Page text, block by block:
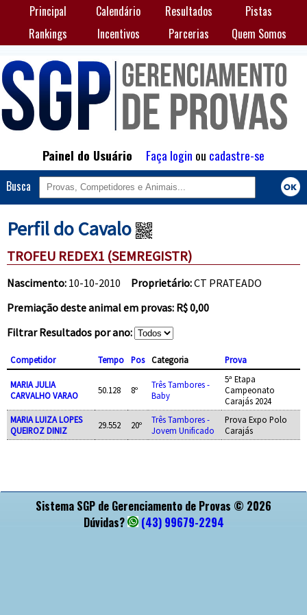
Principal Calendário Resultados
Pistas
Rankings
Incentivos Parcerias Quem Somos
Painel do Usuário Faça login ou cadastre-se
Busca
Perfil do Cavalo
TROFEU REDEX1 (SEMREGISTR)
Nascimento: 10-10-2010 Proprietário:CT PRATEADO
Premiação deste animal em provas: R$ 0,00
Filtrar Resultados por ano:
Competidor Tempo Pos Categoria Prova
MARIA JULIA
CARVALHO VARAO
50.128 8º
Três Tambores -
Baby
5ª Etapa
Campeonato
Carajás 2024
MARIA LUIZA LOPES
QUEIROZ DINIZ
29.552 20º
Três Tambores -
Jovem Unificado
Prova Expo Polo
Carajás
Sistema SGP de Gerenciamento de Provas © 2026
Dúvidas?
(43) 99679-2294